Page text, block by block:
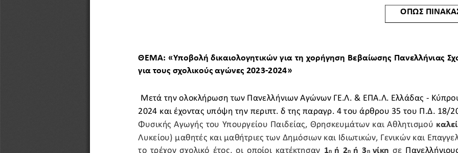
ΟΠΩΣ
ΘΕΜΑ: «Υποβολή δικαιολογητικών για τη χορήγηση Βεβαίωσης Πανελλήνιας
για τους σχολικούς αγώνες 2023-2024»
Μετά την ολοκλήρωση των Πανελλήνιων Αγώνων ΓΕ.Λ. & ΕΠΑ.Λ. Ελλάδας -
2024 και έχοντας υπόψη την περιπτ. δ της παραγρ. 4 του άρθρου 35 του Π.Δ. 18/
Φυσικής Αγωγής του Υπουργείου Παιδείας, Θρησκευμάτων και Αθλητισμού καλεί
Λυκείου) μαθητές και μαθήτριες των Δημόσιων και Ιδιωτικών, Γενικών και
το τρέχον σχολικό έτος, οι οποίοι κατέκτησαν 1η ή 2η ή 3η νίκη σε